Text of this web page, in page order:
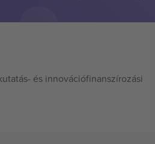
és innovációfinanszírozási